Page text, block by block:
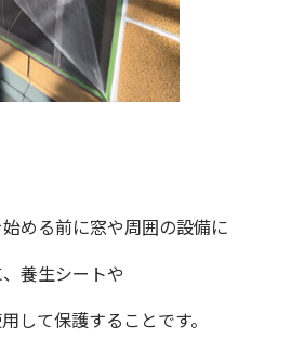
める前に窓や周囲の設備に
養生シートや
して保護することです。